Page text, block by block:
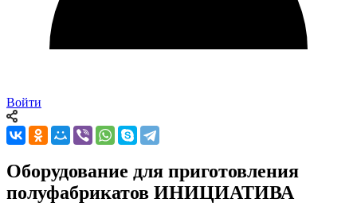
Войти
Оборудование для приготовления
полуфабрикатов ИНИЦИАТИВА